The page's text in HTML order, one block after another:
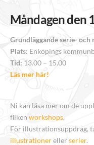
Måndagen den
Grundläggande serie-
Plats: Enköpings
Tid: 13.00 – 15.00
Läs mer här!
Ni kan läsa mer om de
fliken workshops.
För illustrationsuppdrag,
illustrationereller serier.